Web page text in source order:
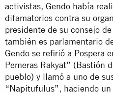
activistas, Gendo había
difamatorios contra su
presidente de su consejo
también es parlamentario
Gendo se refirió a Pospera
Pemeras Rakyat” (Bastión
pueblo) y llamó a uno de
“Napitufulus”, haciendo